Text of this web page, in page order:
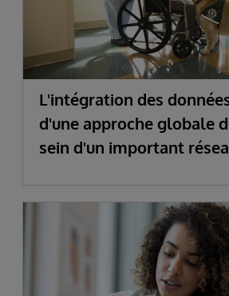
L'intégration des
d'une approche globale
sein d'un important